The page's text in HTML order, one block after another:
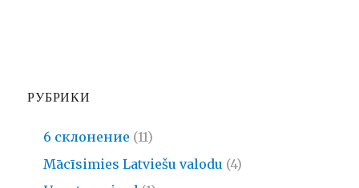
РУБРИКИ
6 склонение (11)
Mācīsimies Latviešu valodu (4)